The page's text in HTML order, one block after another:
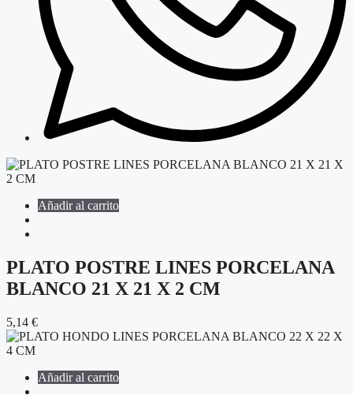
Añadir al carrito
PLATO POSTRE LINES PORCELANA
BLANCO 21 X 21 X 2 CM
5,14 €
Añadir al carrito